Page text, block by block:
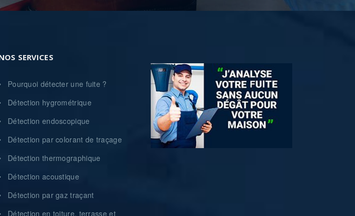
SERVICES
Pourquoi détecter une fuite ?
Détection hygrométrique
Détection endoscopique
Détection par colorant de traçage
Détection thermographique
Détection acoustique
Détection par gaz traçant
Détection en toiture, terrasse et